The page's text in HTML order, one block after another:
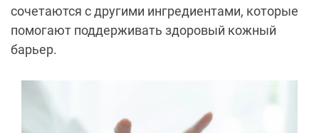
сочетаются с другими ингредиентами, которые
помогают поддерживать здоровый кожный
барьер.